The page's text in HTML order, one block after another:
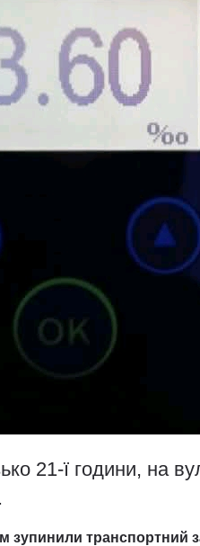
21-ї години, на
зупинили транспортний